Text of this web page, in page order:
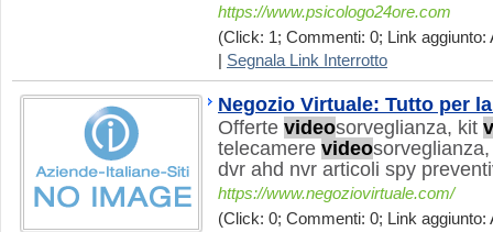
https://www.psicologo24ore.com
(Click: 1; Commenti: 0; Link aggiunto:
Segnala Link Interrotto
Negozio Virtuale: Tutto per
Offerte videosorveglianza, kit
telecamere video
dvr ahd nvr articoli spy
https://www.negoziovirtuale.com/
(Click: 0; Commenti: 0; Link aggiunto: